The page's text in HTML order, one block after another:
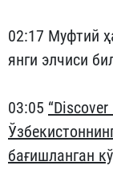
02:17 Муфтий
янги элчиси
03:05
бағишланган